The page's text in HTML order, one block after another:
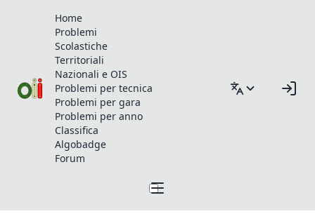
Home
Problemi
Scolastiche
Territoriali
Nazionali e OIS
Problemi per tecnica
Problemi per gara
Problemi per anno
Classifica
Algobadge
Forum